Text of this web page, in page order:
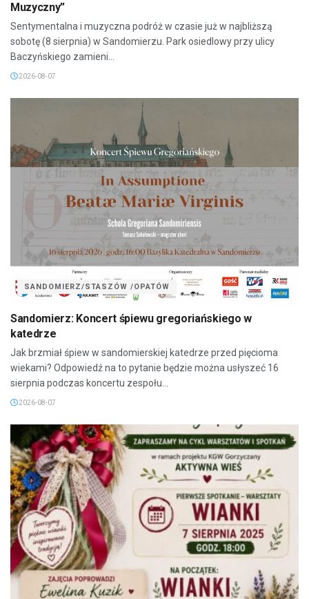
Muzyczny”
Sentymentalna i muzyczna podróż w czasie już w najbliższą
sobotę (8 sierpnia) w Sandomierzu. Park osiedlowy przy ulicy
Baczyńskiego zamieni...
2026-08-07
SANDOMIERZ/STASZÓW /OPATÓW
Sandomierz: Koncert śpiewu gregoriańskiego w
katedrze
Jak brzmiał śpiew w sandomierskiej katedrze przed pięcioma
wiekami? Odpowiedź na to pytanie będzie można usłyszeć 16
sierpnia podczas koncertu zespołu...
2026-08-07